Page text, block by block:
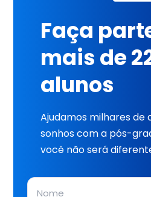
Faça
mais de
alunos
Ajudamos milhares de
sonhos com a pós-
você não será